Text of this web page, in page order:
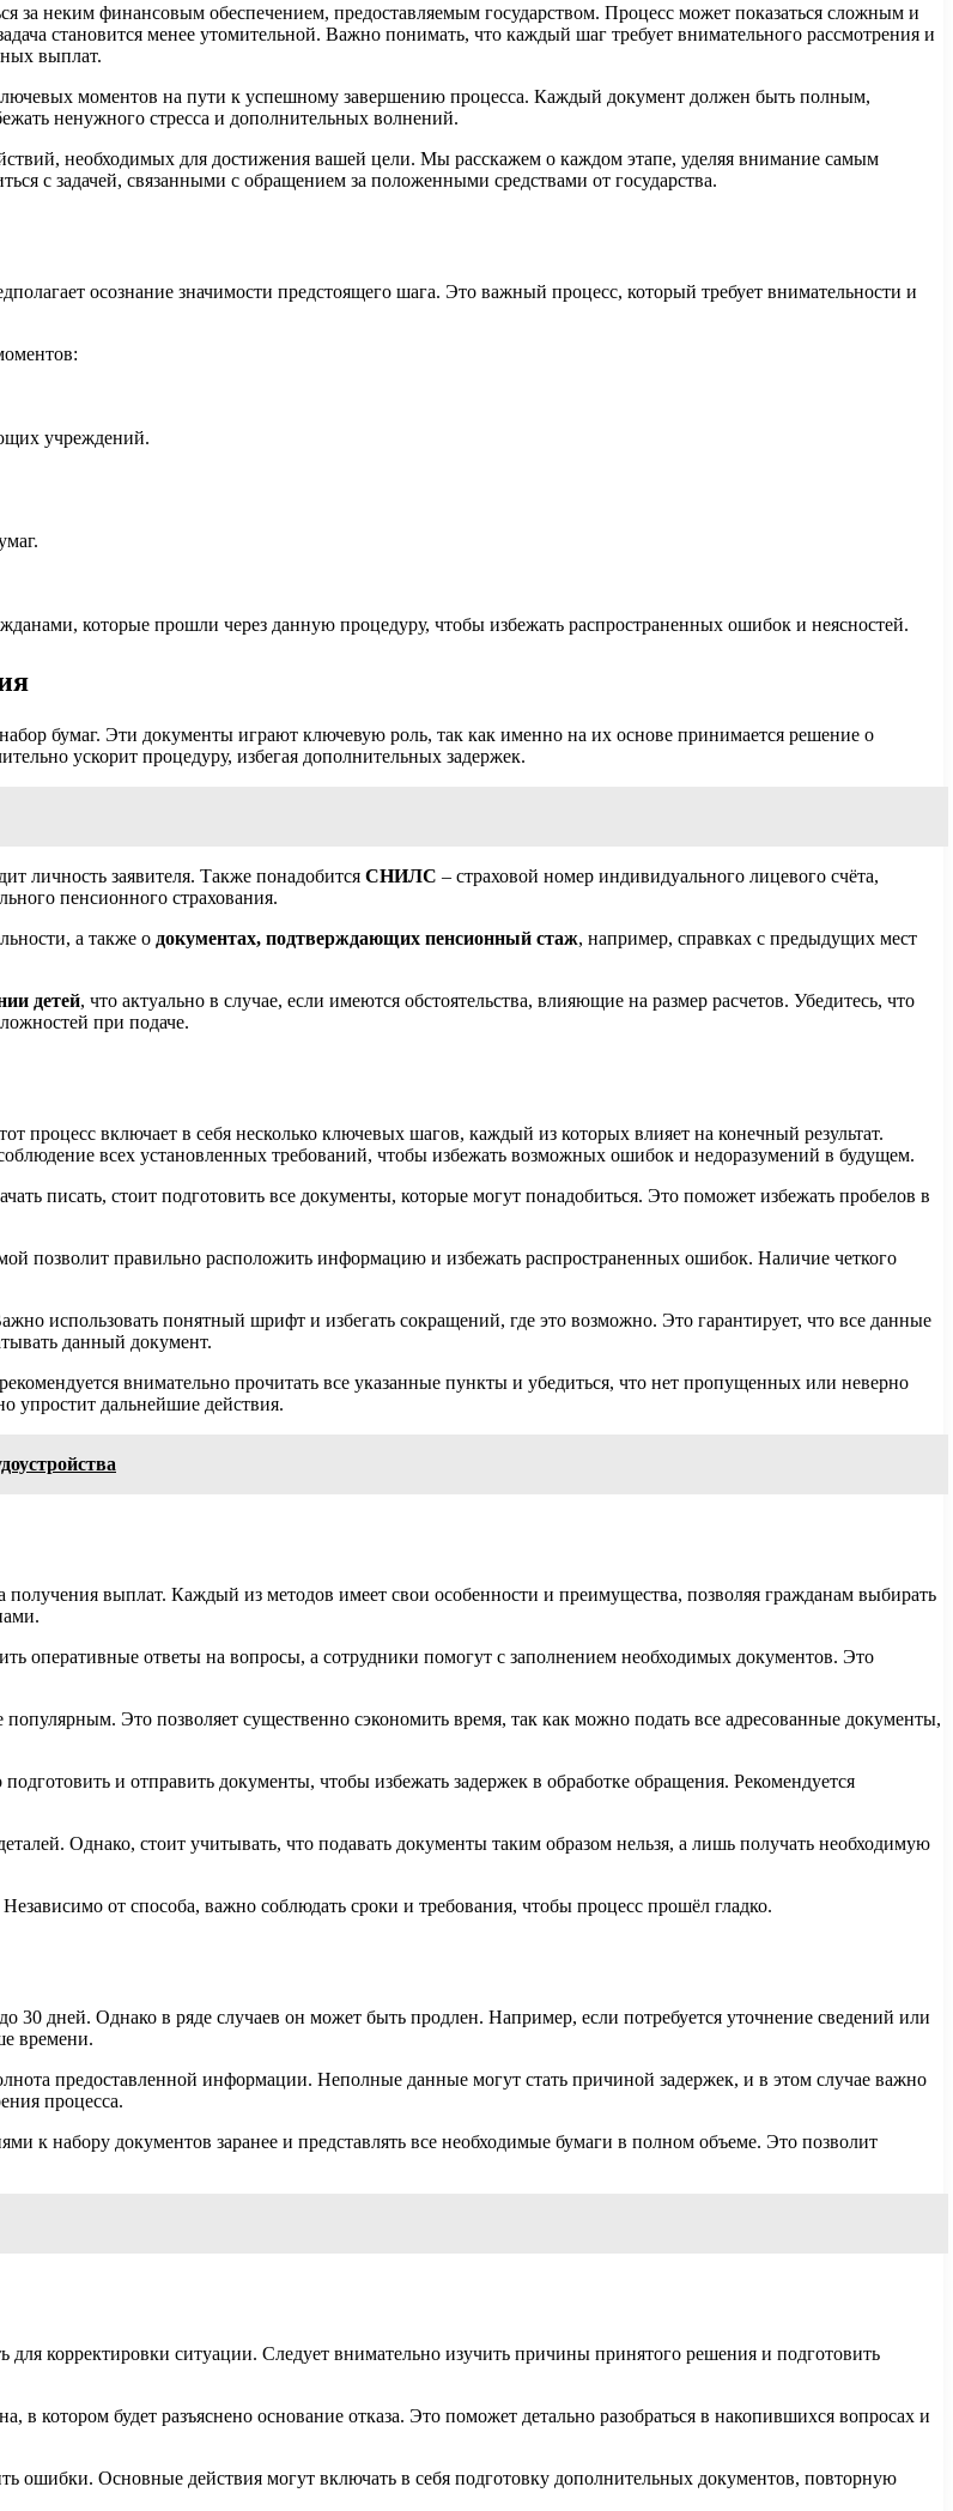
за неким финансовым обеспечением, предоставляемым государством. Процесс может показаться сложным и
становится менее утомительной. Важно понимать, что каждый шаг требует внимательного рассмотрения и
выплат.
моментов на пути к успешному завершению процесса. Каждый документ должен быть полным,
ненужного стресса и дополнительных волнений.
необходимых для достижения вашей цели. Мы расскажем о каждом этапе, уделяя внимание самым
с задачей, связанными с обращением за положенными средствами от государства.
осознание значимости предстоящего шага. Это важный процесс, который требует внимательности и
учреждений.
которые прошли через данную процедуру, чтобы избежать распространенных ошибок и неясностей.
бумаг. Эти документы играют ключевую роль, так как именно на их основе принимается решение о
ускорит процедуру, избегая дополнительных задержек.
личность заявителя. Также понадобится СНИЛС – страховой номер индивидуального лицевого счёта,
пенсионного страхования.
а также о документах, подтверждающих пенсионный стаж, например, справках с предыдущих мест
детей, что актуально в случае, если имеются обстоятельства, влияющие на размер расчетов. Убедитесь, что
при подаче.
процесс включает в себя несколько ключевых шагов, каждый из которых влияет на конечный результат.
всех установленных требований, чтобы избежать возможных ошибок и недоразумений в будущем.
писать, стоит подготовить все документы, которые могут понадобиться. Это поможет избежать пробелов в
позволит правильно расположить информацию и избежать распространенных ошибок. Наличие четкого
использовать понятный шрифт и избегать сокращений, где это возможно. Это гарантирует, что все данные
данный документ.
внимательно прочитать все указанные пункты и убедиться, что нет пропущенных или неверно
упростит дальнейшие действия.
выплат. Каждый из методов имеет свои особенности и преимущества, позволяя гражданам выбирать
оперативные ответы на вопросы, а сотрудники помогут с заполнением необходимых документов. Это
популярным. Это позволяет существенно сэкономить время, так как можно подать все адресованные документы,
и отправить документы, чтобы избежать задержек в обработке обращения. Рекомендуется
Однако, стоит учитывать, что подавать документы таким образом нельзя, а лишь получать необходимую
от способа, важно соблюдать сроки и требования, чтобы процесс прошёл гладко.
30 дней. Однако в ряде случаев он может быть продлен. Например, если потребуется уточнение сведений или
времени.
предоставленной информации. Неполные данные могут стать причиной задержек, и в этом случае важно
процесса.
к набору документов заранее и представлять все необходимые бумаги в полном объеме. Это позволит
для корректировки ситуации. Следует внимательно изучить причины принятого решения и подготовить
в котором будет разъяснено основание отказа. Это поможет детально разобраться в накопившихся вопросах и
ошибки. Основные действия могут включать в себя подготовку дополнительных документов, повторную